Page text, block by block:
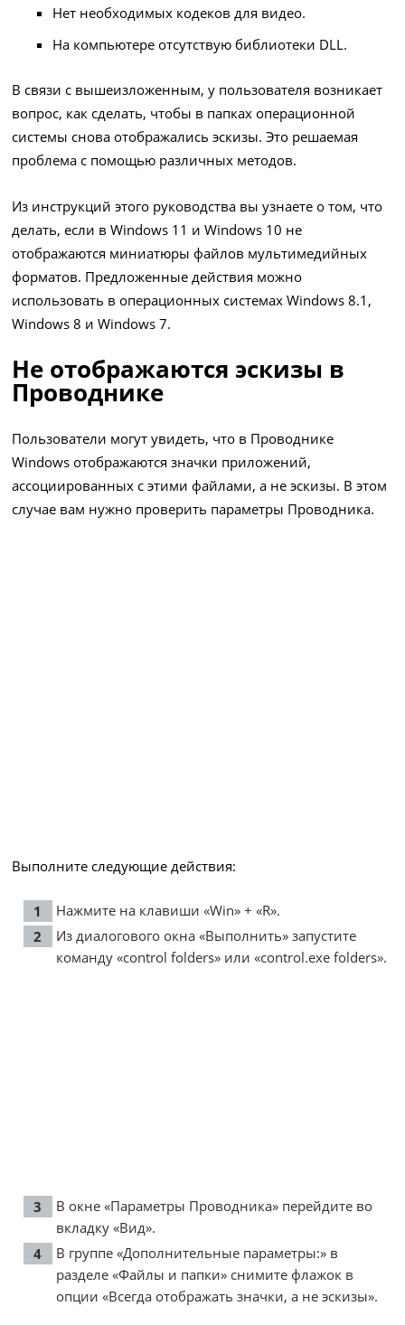
Нет необходимых кодеков для видео.
На компьютере отсутствую библиотеки DLL.
В связи с вышеизложенным, у пользователя возникает
вопрос, как сделать, чтобы в папках операционной
системы снова отображались эскизы. Это решаемая
проблема с помощью различных методов.
Из инструкций этого руководства вы узнаете о том, что
делать, если в Windows 11 и Windows 10 не
отображаются миниатюры файлов мультимедийных
форматов. Предложенные действия можно
использовать в операционных системах Windows 8.1,
Windows 8 и Windows 7.
Не отображаются эскизы в
Проводнике
Пользователи могут увидеть, что в Проводнике
Windows отображаются значки приложений,
ассоциированных с этими файлами, а не эскизы. В этом
случае вам нужно проверить параметры Проводника.
Выполните следующие действия:
Нажмите на клавиши «Win» + «R».
Из диалогового окна «Выполнить» запустите
команду «control folders» или «control.exe folders».
В окне «Параметры Проводника» перейдите во
вкладку «Вид».
В группе «Дополнительные параметры:» в
разделе «Файлы и папки» снимите флажок в
опции «Всегда отображать значки, а не эскизы».